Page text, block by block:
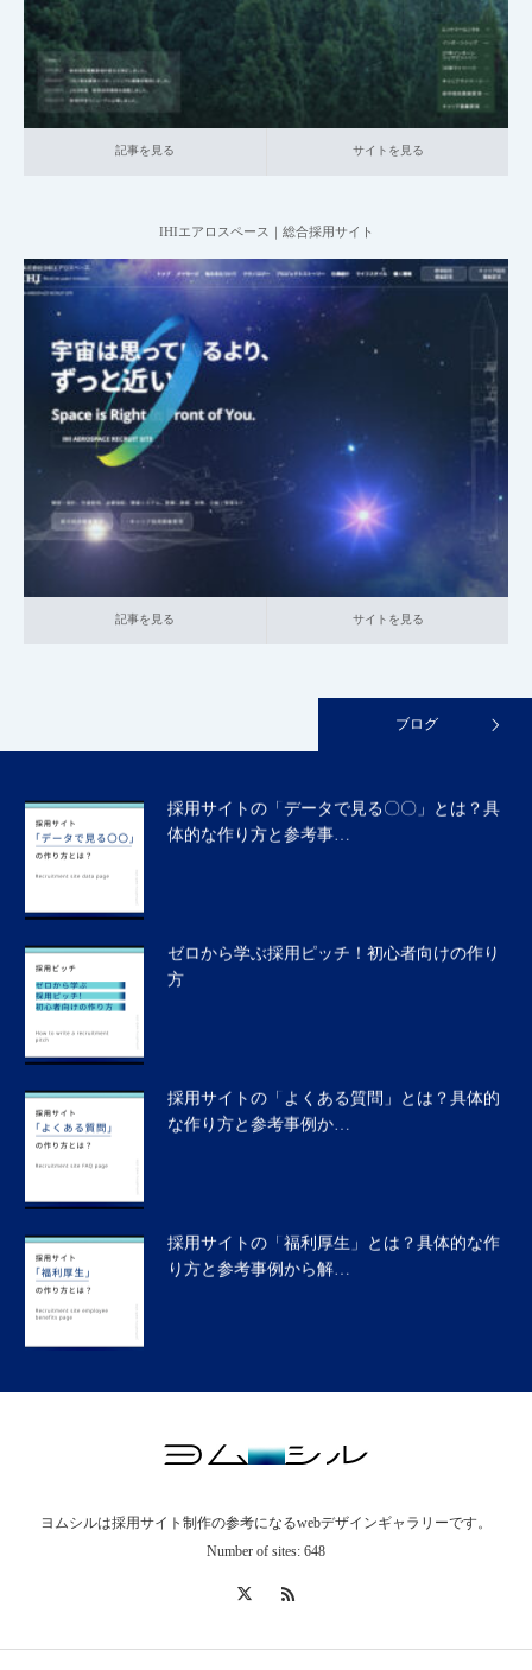
記事を見る サイトを見る
IHIエアロスペース｜総合採用サイト
2025.06.20
004_総合採用サイト 003_産業機械・航空・重電
本社が地方の企業
記事を見る サイトを見る
記事を見る サイトを見る
ブログ
ゼロから学ぶ採用ピッチ！初心者向けの作り
方
採用サイトの「よくある質問」とは？具体的
な作り方と参考事例か…
採用サイトの「福利厚生」とは？具体的な作
り方と参考事例から解…
採用サイト「ヘッダーの役割」と実践的な作
り方
採用サイトの「データで見る〇〇」とは？具
体的な作り方と参考事…
ゼロから学ぶ採用ピッチ！初心者向けの作り
方
採用サイトの「よくある質問」とは？具体的
な作り方と参考事例か…
採用サイトの「福利厚生」とは？具体的な作
り方と参考事例から解…
採用サイトの「社長メッセージ」「採用担当
者からのメッセージ」…
ヨムシルは採用サイト制作の参考になるwebデザインギャラリーです。
Number of sites: 648